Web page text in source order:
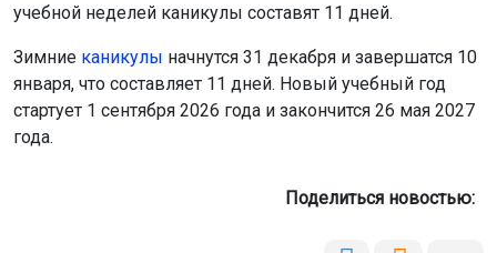
учебной неделей каникулы составят 11 дней.
Зимние каникулы начнутся 31 декабря и завершатся 10
января, что составляет 11 дней. Новый учебный год
стартует 1 сентября 2026 года и закончится 26 мая 2027
года.
Поделиться новостью: